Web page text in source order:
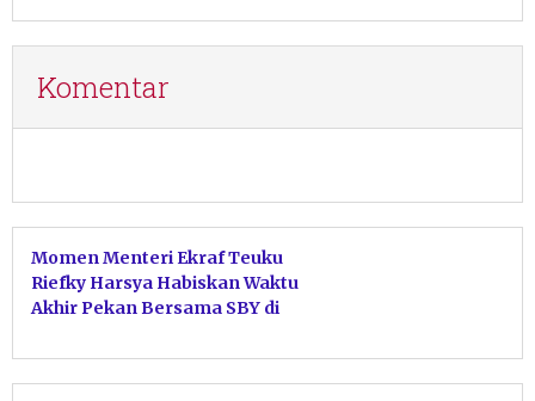
Komentar
Momen Menteri Ekraf Teuku
Riefky Harsya Habiskan Waktu
Akhir Pekan Bersama SBY di